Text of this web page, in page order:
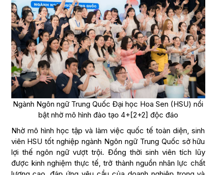
Ngành Ngôn ngữ Trung Quốc Đại học Hoa Sen (HSU) nổi
bật nhờ mô hình đào tạo 4+[2+2] độc đáo
Nhờ mô hình học tập và làm việc quốc tế toàn diện, sinh
viên HSU tốt nghiệp ngành Ngôn ngữ Trung Quốc sở hữu
lợi thế ngôn ngữ vượt trội. Đồng thời sinh viên tích lũy
được kinh nghiệm thực tế, trở thành nguồn nhân lực chất